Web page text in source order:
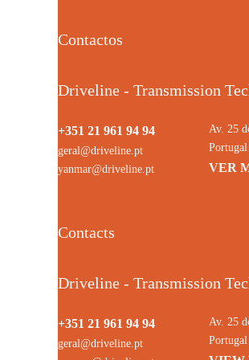
Contactos
Driveline - Transmission
+351 21 961 94 94
geral@driveline.pt
yanmar@driveline.pt
Av. 25
Portugal
VER
Contacts
Driveline - Transmission
+351 21 961 94 94
geral@driveline.pt
Av. 25
Portugal